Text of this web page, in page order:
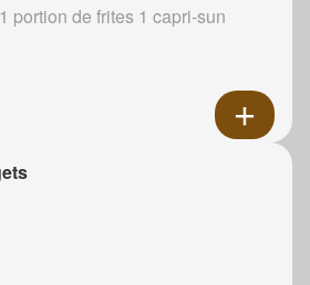
portion de frites 1 capri-sun